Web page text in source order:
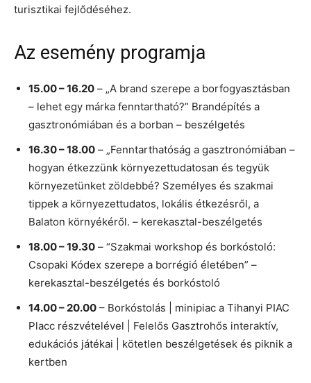
turisztikai fejlődéséhez.
Az esemény programja
15.00 – 16.20 – „A brand szerepe a borfogyasztásban
– lehet egy márka fenntartható?” Brandépítés a
gasztronómiában és a borban – beszélgetés
16.30 – 18.00 – „Fenntarthatóság a gasztronómiában –
hogyan étkezzünk környezettudatosan és tegyük
környezetünket zöldebbé? Személyes és szakmai
tippek a környezettudatos, lokális étkezésről, a
Balaton környékéről. – kerekasztal-beszélgetés
18.00 – 19.30 – “Szakmai workshop és borkóstoló:
Csopaki Kódex szerepe a borrégió életében” –
kerekasztal-beszélgetés és borkóstoló
14.00 – 20.00 – Borkóstolás | minipiac a Tihanyi PIAC
Placc részvételével | Felelős Gasztrohős interaktív,
edukációs játékai | kötetlen beszélgetések és piknik a
kertben